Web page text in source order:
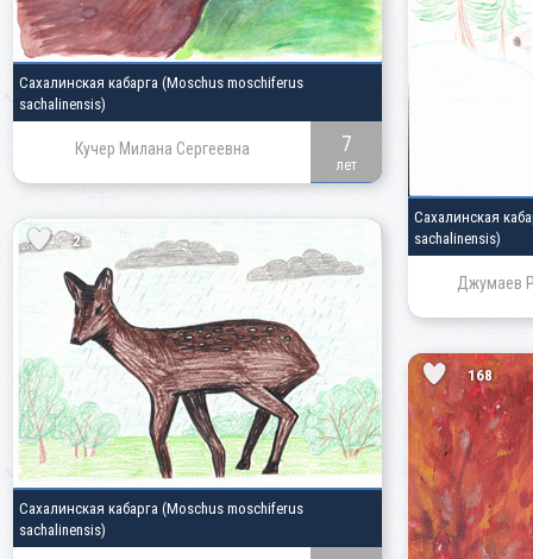
Сахалинская кабарга (Moschus moschiferus
sachalinensis)
Кучер Милана Сергеевна 7
лет
Сахалинская
sachalinensis)
Джумаев
2
Сахалинская кабарга (Moschus moschiferus
sachalinensis)
168